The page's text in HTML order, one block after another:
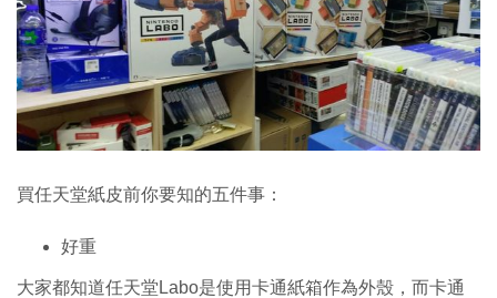
買任天堂紙皮前你要知的五件事：
好重
大家都知道任天堂Labo是使用卡通紙箱作為外殼，而卡通